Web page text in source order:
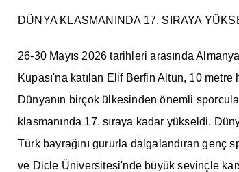
DÜNYA KLASMANINDA 17. SIRAYA
26-30 Mayıs 2026 tarihleri arasında
Kupası'na katılan Elif Berfin Altun, 10
Dünyanın birçok ülkesinden önemli
klasmanında 17. sıraya kadar yükseldi.
Türk bayrağını gururla dalgalandıran genç
ve Dicle Üniversitesi'nde büyük sevinçle